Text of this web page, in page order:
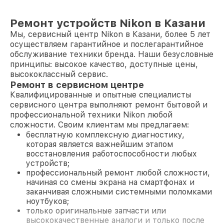
Ремонт устройств Nikon в Казани
Мы, сервисный центр Nikon в Казани, более 5 лет
осуществляем гарантийное и послегарантийное
обслуживание техники бренда. Наши безусловные
принципы: высокое качество, доступные цены,
высококлассный сервис.
Ремонт в сервисном центре
Квалифицированные и опытные специалисты
сервисного центра выполняют ремонт бытовой и
профессиональной техники Nikon любой
сложности. Своим клиентам мы предлагаем:
бесплатную комплексную диагностику,
которая является важнейшим этапом
восстановления работоспособности любых
устройств;
профессиональный ремонт любой сложности,
начиная со смены экрана на смартфонах и
заканчивая сложными системными поломками
ноутбуков;
только оригинальные запчасти или
высококачественные аналоги и только после